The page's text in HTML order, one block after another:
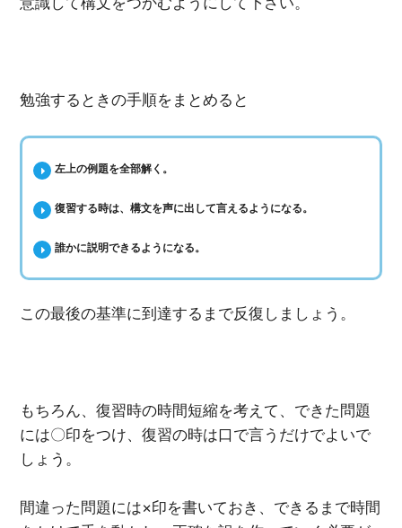
勉強するときの手順をまとめると
左上の例題を全部解く。
復習する時は、構文を声に出して言えるようになる。
誰かに説明できるようになる。
この最後の基準に到達するまで反復しましょう。
もちろん、復習時の時間短縮を考えて、できた問題
には〇印をつけ、復習の時は口で言うだけでよいで
しょう。
間違った問題には×印を書いておき、できるまで時間